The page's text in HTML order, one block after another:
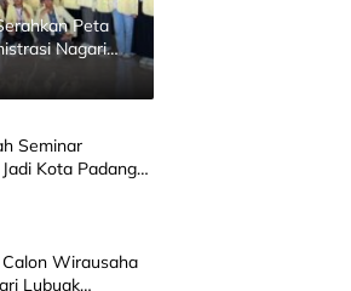
Peta
Nagari
Seminar
Kota Padang
Diktisainstek dan
Wirausaha
Lubuak